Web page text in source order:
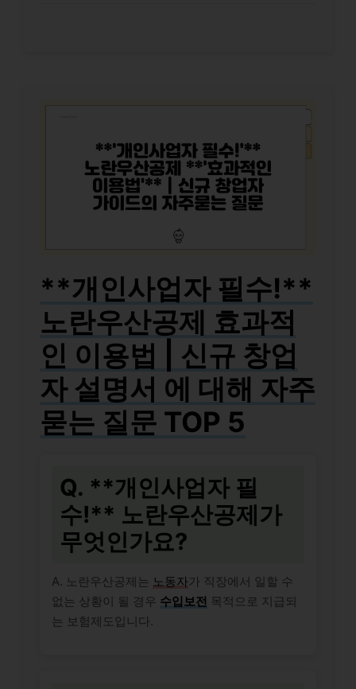
**개인사업자 필수!**
노란우산공제 효과적
인 이용법
| 신규 창업
자 설명서 에 대해 자주
묻는 질문 TOP 5
Q. **개인사업자 필
수!** 노란우산공제가
무엇인가요?
A. 노란우산공제는 노동자가 직장에서 일할 수
없는 상황이 될 경우 수입보전 목적으로 지급되
는 보험제도입니다.